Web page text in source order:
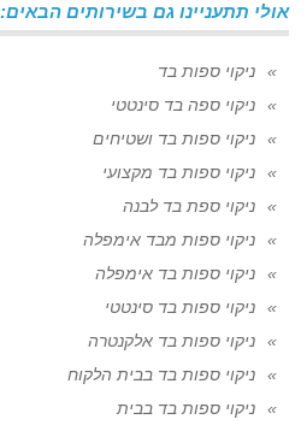
אולי תתעניינו גם בשירותים הבאים:
ניקוי ספות בד
ניקוי ספה בד סינטטי
ניקוי ספות בד ושטיחים
ניקוי ספות בד מקצועי
ניקוי ספת בד לבנה
ניקוי ספות מבד אימפלה
ניקוי ספות בד אימפלה
ניקוי ספות בד סינטטי
ניקוי ספות בד אלקנטרה
ניקוי ספות בד בבית הלקוח
ניקוי ספות בד בבית